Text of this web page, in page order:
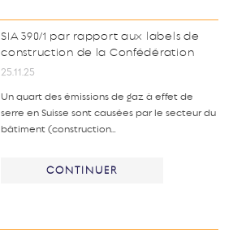
SIA 390/1 par rapport aux labels de
construction de la Confédération
25.11.25
Un quart des émissions de gaz à effet de
serre en Suisse sont causées par le secteur du
bâtiment (construction…
CONTINUER